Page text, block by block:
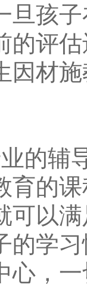
旦孩
的评
因材
辅导
育的
可以
的学
心，